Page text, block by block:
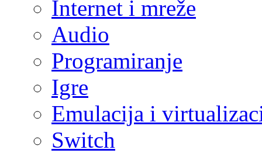
Internet i mreže
Audio
Programiranje
Igre
Emulacija i
Switch